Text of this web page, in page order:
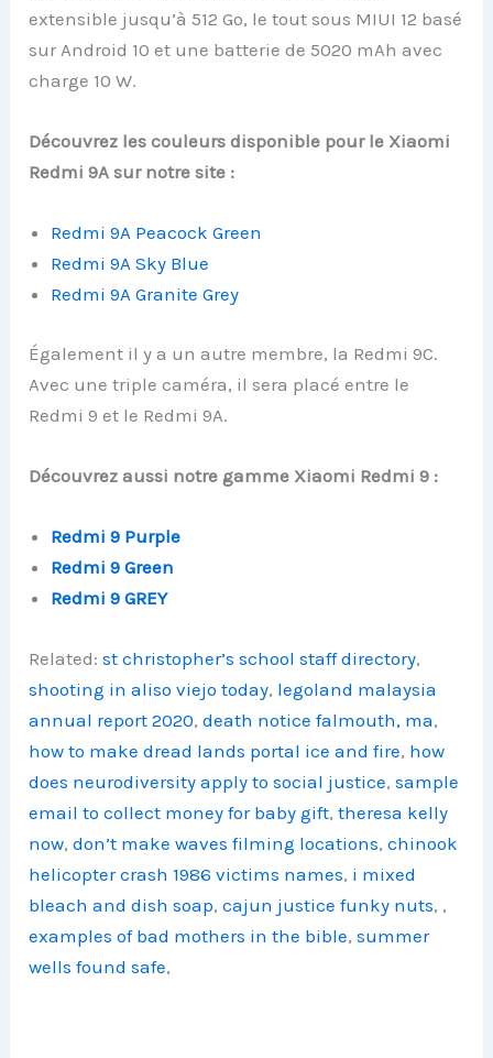
extensible jusqu’à 512 Go, le tout sous MIUI 12 basé
sur Android 10 et une batterie de 5020 mAh avec
charge 10 W.
Découvrez les couleurs disponible pour le Xiaomi
Redmi 9A sur notre site :
Redmi 9A Peacock Green
Redmi 9A Sky Blue
Redmi 9A Granite Grey
Également il y a un autre membre, la Redmi 9C.
Avec une triple caméra, il sera placé entre le
Redmi 9 et le Redmi 9A.
Découvrez aussi notre gamme Xiaomi Redmi 9 :
Redmi 9 Purple
Redmi 9 Green
Redmi 9 GREY
Related:st christopher’s school staff directory,
shooting in aliso viejo today, legoland malaysia
annual report 2020,death notice falmouth, ma,
how to make dread lands portal ice and fire, how
does neurodiversity apply to social justice,sample
email to collect money for baby gift,theresa kelly
now,don’t make waves filming locations,chinook
helicopter crash 1986 victims names, i mixed
bleach and dish soap,cajun justice funky nuts, ,
examples of bad mothers in the bible,summer
wells found safe,